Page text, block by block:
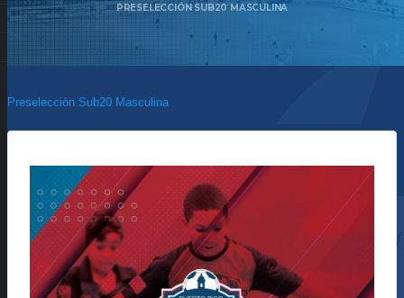
PRESELECCIÓN SUB20 MASCULINA
Preselección Sub20 Masculina